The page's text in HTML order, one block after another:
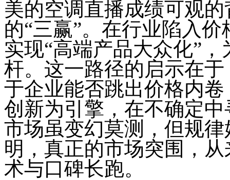
美的空调直播成绩可观
的“三赢”。在行业陷入
实现“高端产品大众化”
杆。这一路径的启示在
于企业能否跳出价格内
创新为引擎，在不确定
市场虽变幻莫测，但规
明，真正的市场突围，
术与口碑长跑。